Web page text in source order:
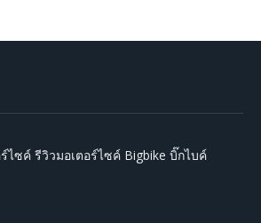
ไซค์ รีวิวมอเตอร์ไซค์ Bigbike บิ๊กไบค์